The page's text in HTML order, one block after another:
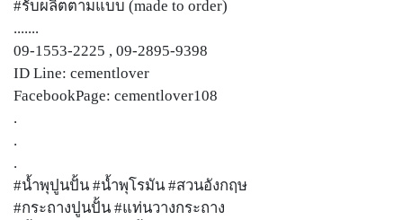
#รับผลิตตามแบบ (made to order)
.......
09-1553-2225 , 09-2895-9398
ID Line: cementlover
FacebookPage: cementlover108
.
.
.
#น้ำพุปูนปั้น #น้ำพุโรมัน #สวนอังกฤษ
#กระถางปูนปั้น #แท่นวางกระถาง